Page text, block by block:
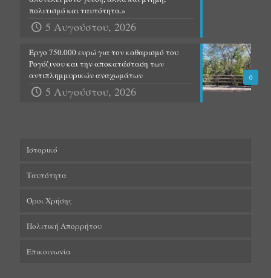
πολιτισμό και ταυτότητα.»
5 Αυγούστου, 2026
0
Έργο 750.000 ευρώ για τον καθαρισμό του
Ρογόζινου και την αποκατάσταση των
αντιπλημμυρικών αναχωμάτων
5 Αυγούστου, 2026
Ιστορικό
Ταυτότητα
Όροι Χρήσης
Πολιτική Απορρήτου
Επικοινωνία